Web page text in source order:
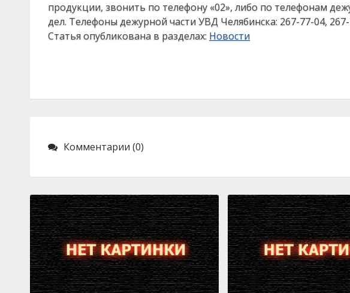
продукции, звонить по телефону «02», либо по телефонам
дел. Телефоны дежурной части УВД Челябинска: 267-77-04,
Статья опубликована в разделах: Новости
Комментарии (0)